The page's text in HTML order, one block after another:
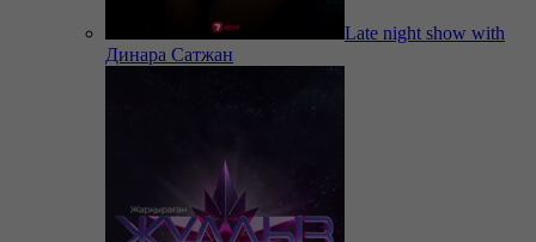
Late night show with
Динара Сатжан